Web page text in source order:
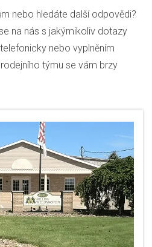
nebo hledáte další odpovědi?
na nás s jakýmikoliv dotazy
nebo vyplněním
týmu se vám brzy